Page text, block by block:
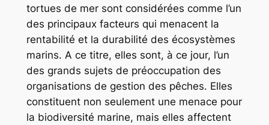
tortues de mer sont considérées comme l’un
des principaux facteurs qui menacent la
rentabilité et la durabilité des écosystèmes
marins. A ce titre, elles sont, à ce jour, l’un
des grands sujets de préoccupation des
organisations de gestion des pêches. Elles
constituent non seulement une menace pour
la biodiversité marine, mais elles affectent